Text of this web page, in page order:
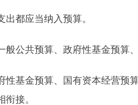
都应当纳入预算。
共预算、政府性基金预算、
金预算、国有资本经营预算
接。